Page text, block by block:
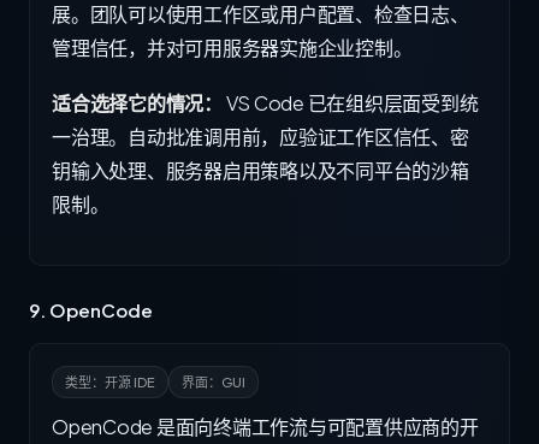
展。团队可以使用工作区或用户配置、检查日志、
管理信任，并对可用服务器实施企业控制。
适合选择它的情况：
VS Code 已在组织层面受到统
一治理。自动批准调用前，应验证工作区信任、密
钥输入处理、服务器启用策略以及不同平台的沙箱
限制。
9. OpenCode
类型：开源 IDE 界面：GUI
OpenCode 是面向终端工作流与可配置供应商的开